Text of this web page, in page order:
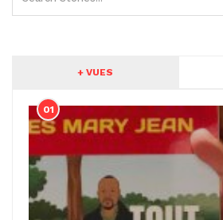
+ VUES
01